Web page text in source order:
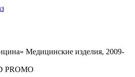
Медицинские изделия, 2009-
PROMO